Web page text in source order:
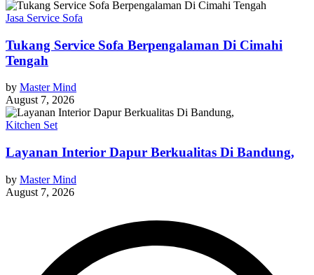
Jasa Service Sofa
Tukang Service Sofa Berpengalaman Di Cimahi
Tengah
by Master Mind
August 7, 2026
Kitchen Set
Layanan Interior Dapur Berkualitas Di Bandung,
by Master Mind
August 7, 2026